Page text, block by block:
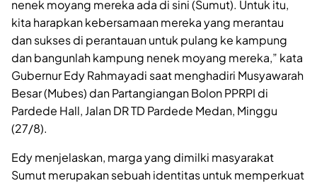
nenek moyang mereka ada di sini (Sumut). Untuk itu,
kita harapkan kebersamaan mereka yang merantau
dan sukses di perantauan untuk pulang ke kampung
dan bangunlah kampung nenek moyang mereka,” kata
Gubernur Edy Rahmayadi saat menghadiri Musyawarah
Besar (Mubes) dan Partangiangan Bolon PPRPI di
Pardede Hall, Jalan DR TD Pardede Medan, Minggu
(27/8).
Edy menjelaskan, marga yang dimilki masyarakat
Sumut merupakan sebuah identitas untuk memperkuat